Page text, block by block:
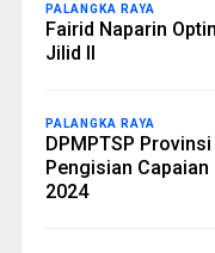
PALANGKA RAYA
Fairid Naparin
Jilid II
PALANGKA RAYA
DPMPTSP
Pengisian
2024